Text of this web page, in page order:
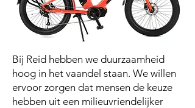
Bij Reid hebben we duurzaamheid
hoog in het vaandel staan. We willen
ervoor zorgen dat mensen de keuze
hebben uit een milieuvriendelijker